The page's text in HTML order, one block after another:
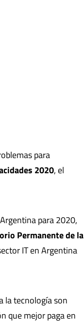
para
2020, el
para 2020,
Permanente de la
IT en Argentina
la tecnología son
que mejor paga en